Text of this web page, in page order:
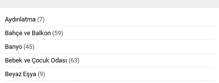
Aydınlatma (7)
Bahçe ve Balkon (59)
Banyo (45)
Bebek ve Çocuk Odası (63)
Beyaz Eşya (9)